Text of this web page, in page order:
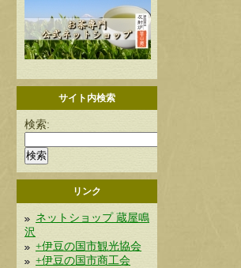
サイト内検索
検索:
リンク
ネットショップ 蔵屋鳴
沢
+伊豆の国市観光協会
+伊豆の国市商工会